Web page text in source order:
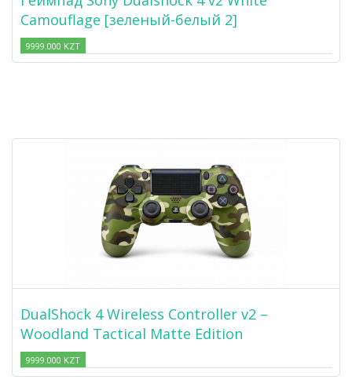
Camouflage [зеленый-белый 2]
9999.000 KZT
DualShock 4 Wireless Controller v2 –
Woodland Tactical Matte Edition
9999.000 KZT